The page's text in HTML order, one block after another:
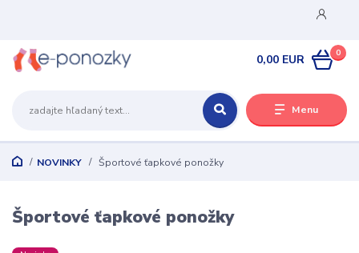
Menu
0
0,00 EUR
NOVINKY Športové ťapkové ponožky
Športové ťapkové ponožky